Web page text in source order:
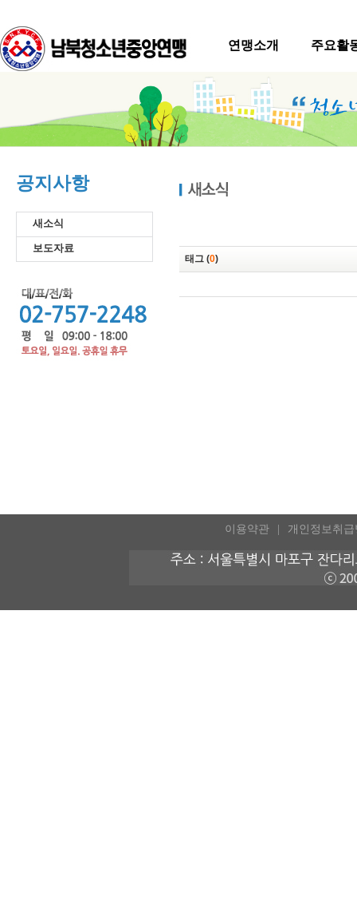
연맹소개 주요활
공지사항
새소식
보도자료
태그 (0)
이용약관 개인정보취급